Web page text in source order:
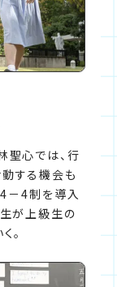
聖心では、行
する機会も
－4制を導入
が上級生の
。